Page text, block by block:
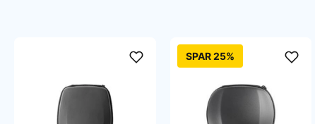
SPAR 25%